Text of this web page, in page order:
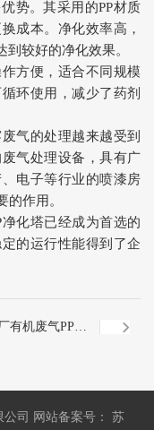
势。其采用的PP材质
成本。净化效率高，
较好的净化效果。
方便，适合不同规模
环使用，减少了药剂
气的处理越来越受到
气处理设备，具有广
电子等行业的喷漆房
的作用。
化塔已经成为首选的
的运行性能得到了企
有机废气PP净
公司 网站备案号： 苏